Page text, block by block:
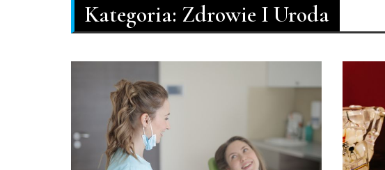
Kategoria: Zdrowie I Uroda